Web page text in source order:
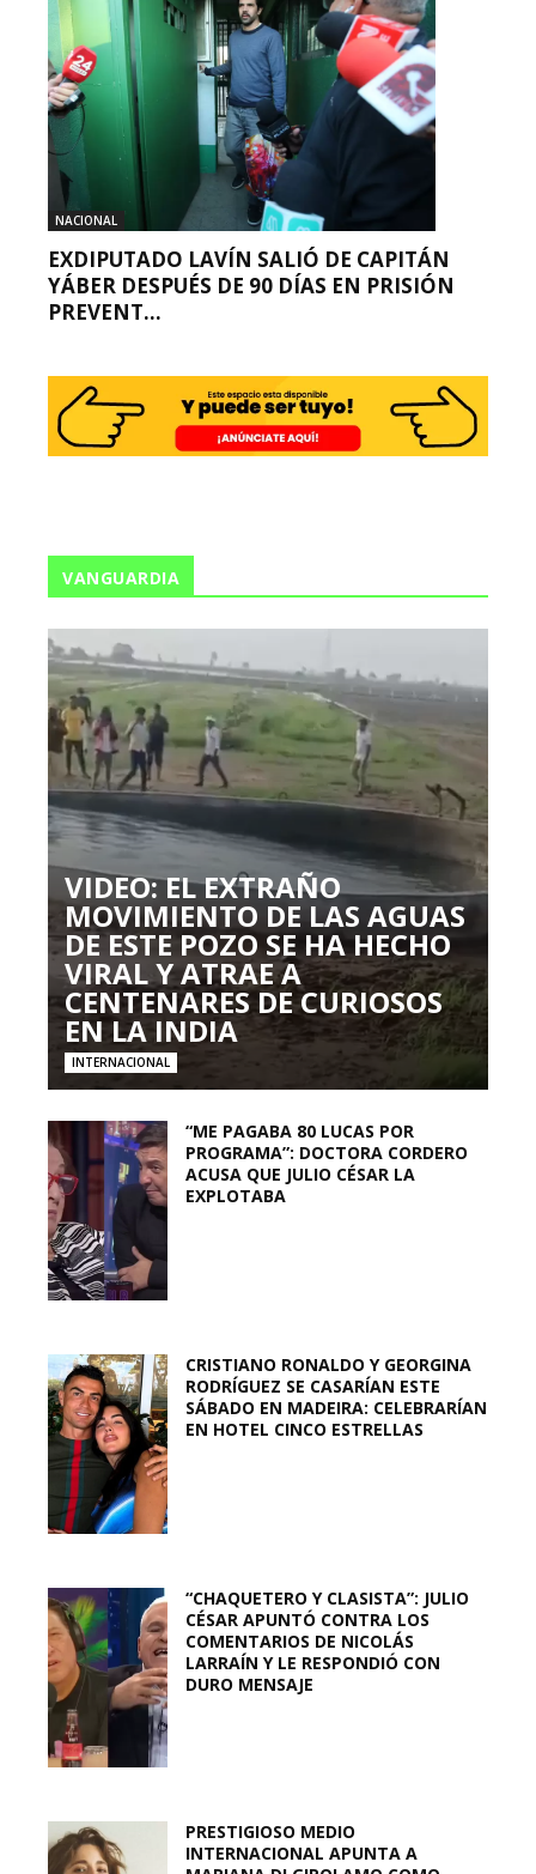
NACIONAL
EXDIPUTADO LAVÍN SALIÓ DE CAPITÁN
YÁBER DESPUÉS DE 90 DÍAS EN PRISIÓN
PREVENT...
VANGUARDIA
VIDEO: EL EXTRAÑO
MOVIMIENTO DE LAS AGUAS
DE ESTE POZO SE HA HECHO
VIRAL Y ATRAE A
CENTENARES DE CURIOSOS
EN LA INDIA
INTERNACIONAL
“ME PAGABA 80 LUCAS POR
PROGRAMA”: DOCTORA CORDERO
ACUSA QUE JULIO CÉSAR LA
EXPLOTABA
CRISTIANO RONALDO Y GEORGINA
RODRÍGUEZ SE CASARÍAN ESTE
SÁBADO EN MADEIRA: CELEBRARÍAN
EN HOTEL CINCO ESTRELLAS
“CHAQUETERO Y CLASISTA”: JULIO
CÉSAR APUNTÓ CONTRA LOS
COMENTARIOS DE NICOLÁS
LARRAÍN Y LE RESPONDIÓ CON
DURO MENSAJE
PRESTIGIOSO MEDIO
INTERNACIONAL APUNTA A